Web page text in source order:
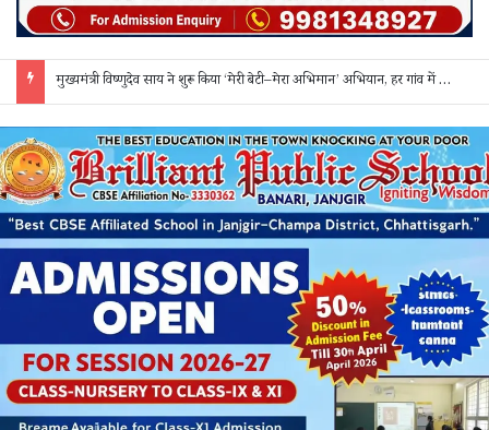
सक्ती: ₹90 लाख की ठगी का खुलासा, एक महिला समेत 3 आरोपी गिरफ्तार